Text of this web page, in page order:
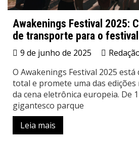
Awakenings Festival 2025:
de transporte para o festival
9 de junho de 2025
O Awakenings Festival 2025
total e promete uma das edições
da cena eletrônica europeia. De
gigantesco parque
Leia mais